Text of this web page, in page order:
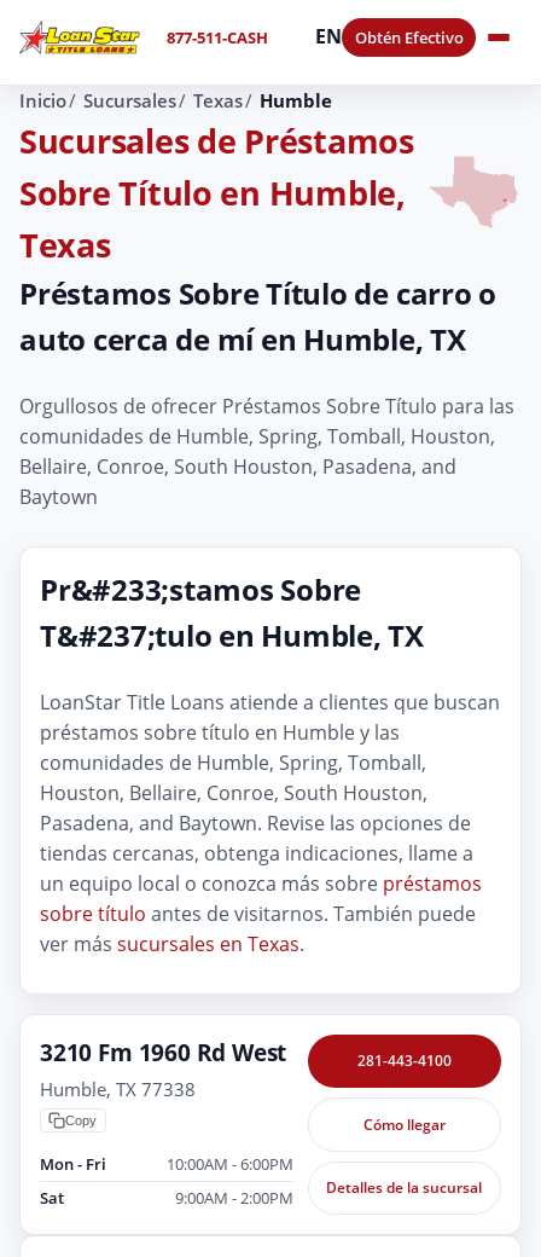
877-511-CASH EN Obtén Efectivo
Inicio Sucursales Texas Humble
Sucursales de Préstamos
Sobre Título en Humble,
Texas
Préstamos Sobre Título de carro o
auto cerca de mí en Humble, TX
Orgullosos de ofrecer Préstamos Sobre Título para las
comunidades de Humble, Spring, Tomball, Houston,
Bellaire, Conroe, South Houston, Pasadena, and
Baytown
Pr&#233;stamos Sobre
T&#237;tulo en Humble, TX
LoanStar Title Loans atiende a clientes que buscan
préstamos sobre título en Humble y las
comunidades de Humble, Spring, Tomball,
Houston, Bellaire, Conroe, South Houston,
Pasadena, and Baytown. Revise las opciones de
tiendas cercanas, obtenga indicaciones, llame a
un equipo local o conozca más sobre préstamos
sobre título antes de visitarnos. También puede
ver más sucursales en Texas.
3210 Fm 1960 Rd West
Humble, TX 77338
Copy
Mon - Fri
10:00AM - 6:00PM
Sat
9:00AM - 2:00PM
281-443-4100
Cómo llegar
Detalles de la sucursal